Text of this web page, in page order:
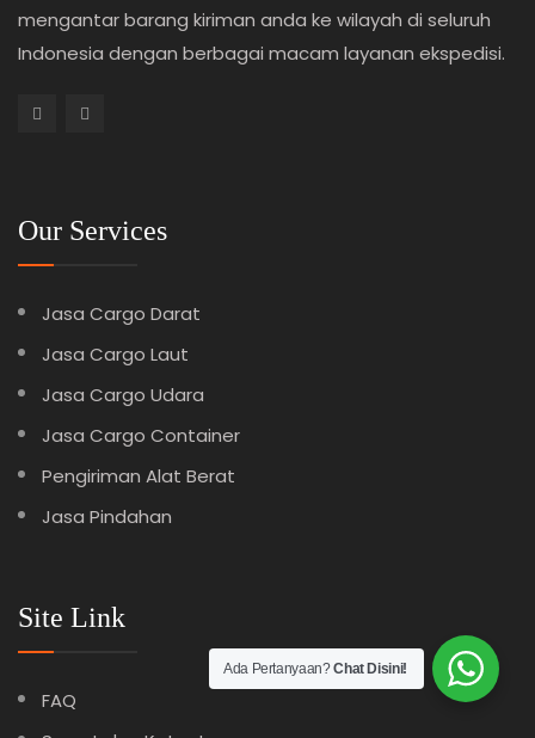
mengantar barang kiriman anda ke wilayah di seluruh
Indonesia dengan berbagai macam layanan ekspedisi.
Our Services
Jasa Cargo Darat
Jasa Cargo Laut
Jasa Cargo Udara
Jasa Cargo Container
Pengiriman Alat Berat
Jasa Pindahan
Site Link
FAQ
Ada Pertanyaan?Chat Disini!